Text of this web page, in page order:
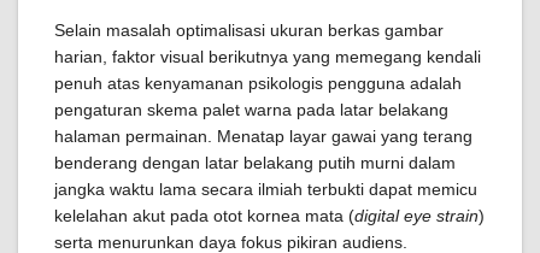
Selain masalah optimalisasi ukuran berkas gambar
harian, faktor visual berikutnya yang memegang kendali
penuh atas kenyamanan psikologis pengguna adalah
pengaturan skema palet warna pada latar belakang
halaman permainan. Menatap layar gawai yang terang
benderang dengan latar belakang putih murni dalam
jangka waktu lama secara ilmiah terbukti dapat memicu
kelelahan akut pada otot kornea mata (digital eye strain)
serta menurunkan daya fokus pikiran audiens.